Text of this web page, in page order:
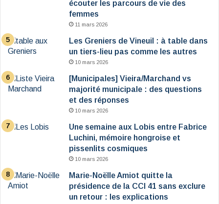
écouter les parcours de vie des
femmes
11 mars 2026
Les Greniers de Vineuil : à table dans
un tiers-lieu pas comme les autres
10 mars 2026
[Municipales] Vieira/Marchand vs
majorité municipale : des questions
et des réponses
10 mars 2026
Une semaine aux Lobis entre Fabrice
Luchini, mémoire hongroise et
pissenlits cosmiques
10 mars 2026
Marie-Noëlle Amiot quitte la
présidence de la CCI 41 sans exclure
un retour : les explications